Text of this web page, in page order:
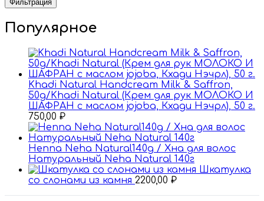
Фильтрация
Популярное
Khadi Natural Handcream Milk & Saffron,
50g/Khadi Natural (Крем для рук МОЛОКО И
ШАФРАН с маслом jojoba, Кхади Нэчрл), 50 г.
750,00 ₽
Henna Neha Natural140g / Хна для волос
Натуральный Nehа Natural 140г
Шкатулка
со слонами из камня 2200,00 ₽